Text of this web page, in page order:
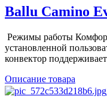
Ballu Camino
Режимы работы
установленной
конвектор
Описание товара